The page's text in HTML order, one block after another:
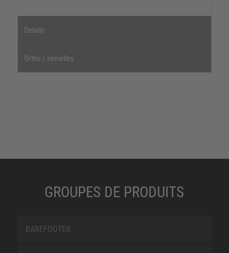
Details
Ortho / semelles
GROUPES DE PRODUITS
BAREFOOTER